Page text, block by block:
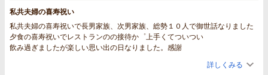
私共夫婦の喜寿祝い
私共夫婦の喜寿祝いで長男家族、次男家族、総勢１０人で御世話なりました
夕食の喜寿祝いでレストランのの接待か゜上手くてついつい
飲み過ぎましたが楽しい思い出の日なりました。感謝
詳しくみる